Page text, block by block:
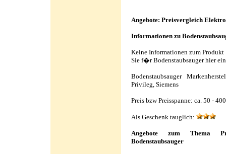
Angebote: Preisvergleich
Informationen zu
Keine Informationen zum
Sie f�r Bodenstaubsauger hier
Bodenstaubsauger
Privileg, Siemens
Preis bzw Preisspanne: ca. 50 -
Als Geschenk tauglich:
Angebote zum Thema
Bodenstaubsauger